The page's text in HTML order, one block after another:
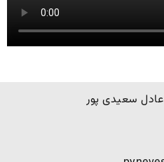
عادل سعیدی پور